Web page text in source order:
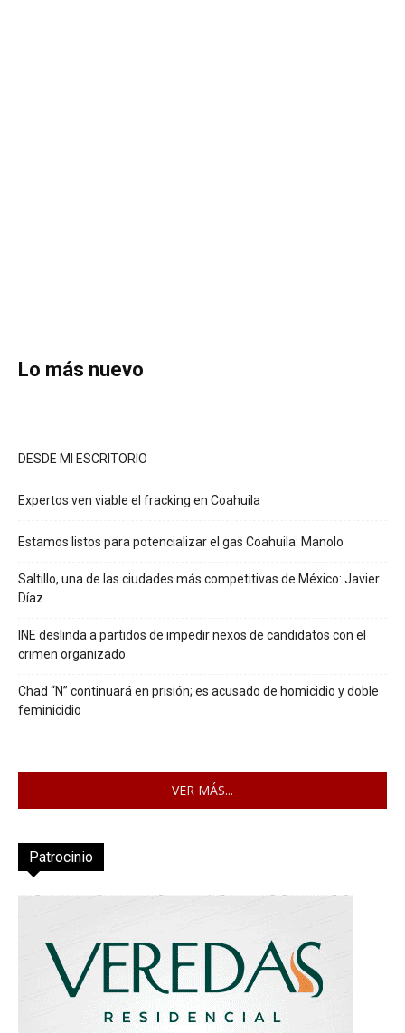
Lo más nuevo
DESDE MI ESCRITORIO
Expertos ven viable el fracking en Coahuila
Estamos listos para potencializar el gas Coahuila: Manolo
Saltillo, una de las ciudades más competitivas de México: Javier
Díaz
INE deslinda a partidos de impedir nexos de candidatos con el
crimen organizado
Chad “N” continuará en prisión; es acusado de homicidio y doble
feminicidio
VER MÁS...
Patrocinio